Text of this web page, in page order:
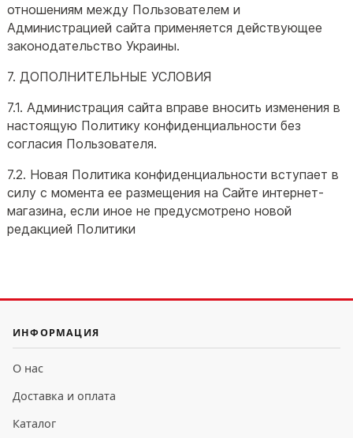
отношениям между Пользователем и
Администрацией сайта применяется действующее
законодательство Украины.
7. ДОПОЛНИТЕЛЬНЫЕ УСЛОВИЯ
7.1. Администрация сайта вправе вносить изменения в
настоящую Политику конфиденциальности без
согласия Пользователя.
7.2. Новая Политика конфиденциальности вступает в
силу с момента ее размещения на Сайте интернет-
магазина, если иное не предусмотрено новой
редакцией Политики
ИНФОРМАЦИЯ
О нас
Доставка и оплата
Каталог